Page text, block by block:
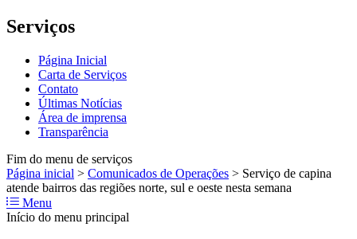
Serviços
Página Inicial
Carta de Serviços
Contato
Últimas Notícias
Área de imprensa
Transparência
Fim do menu de serviços
Página inicial > Comunicados de Operações > Serviço de capina
atende bairros das regiões norte, sul e oeste nesta semana
Menu
Início do menu principal